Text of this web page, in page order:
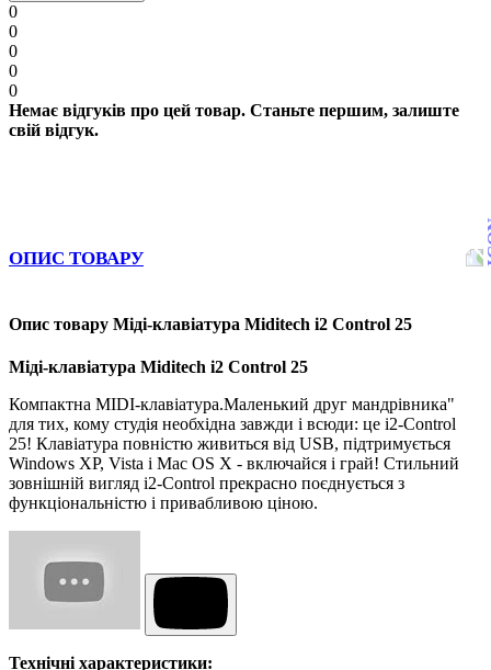
0
0
0
0
0
Немає відгуків про цей товар. Станьте першим, залиште
свій відгук.
ОПИС ТОВАРУ
Опис товару Міді-клавіатура Miditech i2 Control 25
Міді-клавіатура Miditech i2 Control 25
Компактна MIDI-клавіатура.Маленький друг мандрівника"
для тих, кому студія необхідна завжди і всюди: це i2-Control
25! Клавіатура повністю живиться від USB, підтримується
Windows XP, Vista і Mac OS X - включайся і грай! Стильний
зовнішній вигляд i2-Control прекрасно поєднується з
функціональністю і привабливою ціною.
Технічні характеристики: